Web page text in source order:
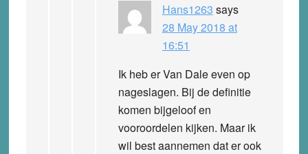
Hans1263 says
28 May 2018 at
16:51
Ik heb er Van Dale even op
nageslagen. Bij de definitie
komen bijgeloof en
vooroordelen kijken. Maar ik
wil best aannemen dat er ook